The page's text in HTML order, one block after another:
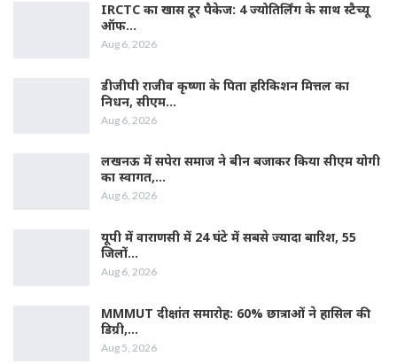
IRCTC का खास टूर पैकेज: 4 ज्योतिर्लिंग के साथ स्टैच्यू
ऑफ…
Aug 6, 2026
डीजीपी राजीव कृष्णा के पिता हरिकिशन मित्तल का
निधन, सीएम…
Aug 6, 2026
लखनऊ में सपेरा समाज ने बीन बजाकर किया सीएम योगी
का स्वागत,…
Aug 6, 2026
यूपी में वाराणसी में 24 घंटे में सबसे ज्यादा बारिश, 55
जिलों…
Aug 6, 2026
MMMUT दीक्षांत समारोह: 60% छात्राओं ने हासिल की
डिग्री,…
Aug 5, 2026